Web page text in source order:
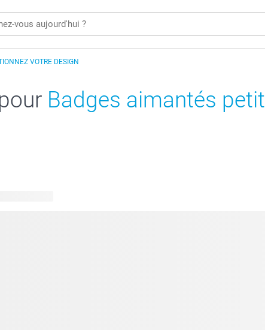
VOTRE DESIGN
Badges aimantés petit